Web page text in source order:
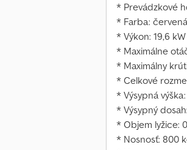
* Prevádzkové
* Farba: červená
* Výkon: 19,6 kW
* Maximálne
* Maximálny
* Celkové
* Výsypná
* Výsypný
* Objem lyžice:
* Nosnosť: 800